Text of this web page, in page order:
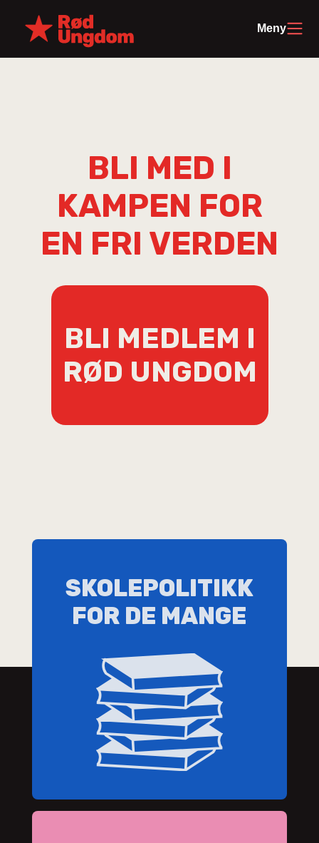
Meny
BLI MED I
KAMPEN FOR
EN FRI VERDEN
BLI MEDLEM I
RØD UNGDOM
SKOLEPOLITIKK
FOR DE MANGE